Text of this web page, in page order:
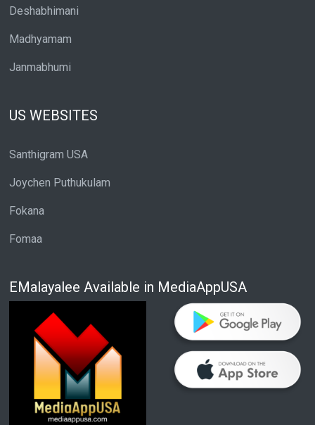
Deshabhimani
Madhyamam
Janmabhumi
US WEBSITES
Santhigram USA
Joychen Puthukulam
Fokana
Fomaa
EMalayalee Available in MediaAppUSA